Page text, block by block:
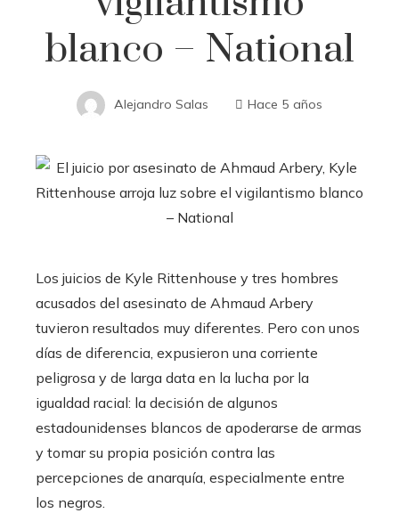
blanco – National
Alejandro Salas Hace 5 años
Los juicios de Kyle Rittenhouse y tres hombres
acusados ​​del asesinato de Ahmaud Arbery
tuvieron resultados muy diferentes. Pero con unos
días de diferencia, expusieron una corriente
peligrosa y de larga data en la lucha por la
igualdad racial: la decisión de algunos
estadounidenses blancos de apoderarse de armas
y tomar su propia posición contra las
percepciones de anarquía, especialmente entre
los negros.